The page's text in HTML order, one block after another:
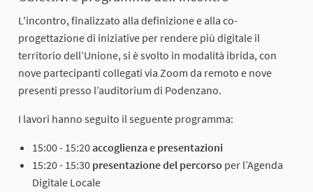
L'incontro, finalizzato alla definizione e alla co-
progettazione di iniziative per rendere più digitale il
territorio dell’Unione, si è svolto in modalità ibrida, con
nove partecipanti collegati via Zoom da remoto e nove
presenti presso l’auditorium di Podenzano.
I lavori hanno seguito il seguente programma:
15:00 - 15:20accoglienza e presentazioni
15:20 - 15:30 presentazione del percorso per l’Agenda
Digitale Locale